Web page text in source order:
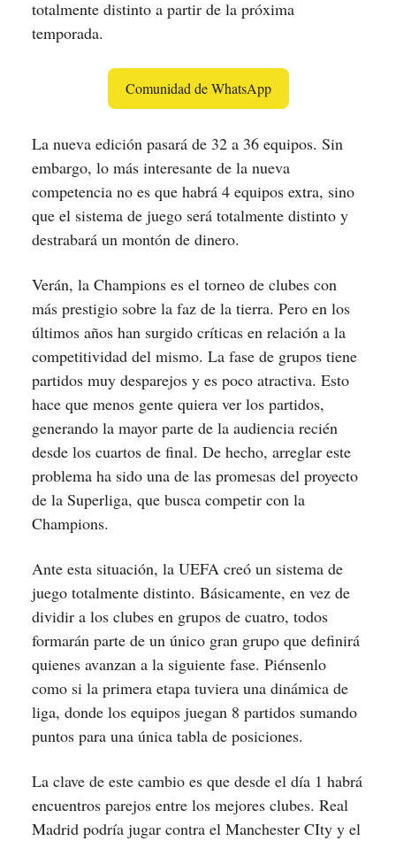
totalmente distinto a partir de la próxima
temporada.
Comunidad de WhatsApp
La nueva edición pasará de 32 a 36 equipos. Sin
embargo, lo más interesante de la nueva
competencia no es que habrá 4 equipos extra, sino
que el sistema de juego será totalmente distinto y
destrabará un montón de dinero.
Verán, la Champions es el torneo de clubes con
más prestigio sobre la faz de la tierra. Pero en los
últimos años han surgido críticas en relación a la
competitividad del mismo. La fase de grupos tiene
partidos muy desparejos y es poco atractiva. Esto
hace que menos gente quiera ver los partidos,
generando la mayor parte de la audiencia recién
desde los cuartos de final. De hecho, arreglar este
problema ha sido una de las promesas del proyecto
de la Superliga, que busca competir con la
Champions.
Ante esta situación, la UEFA creó un sistema de
juego totalmente distinto. Básicamente, en vez de
dividir a los clubes en grupos de cuatro, todos
formarán parte de un único gran grupo que definirá
quienes avanzan a la siguiente fase. Piénsenlo
como si la primera etapa tuviera una dinámica de
liga, donde los equipos juegan 8 partidos sumando
puntos para una única tabla de posiciones.
La clave de este cambio es que desde el día 1 habrá
encuentros parejos entre los mejores clubes. Real
Madrid podría jugar contra el Manchester CIty y el